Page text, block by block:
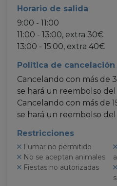
Horario de salida
9:00 - 11:00
11:00 - 13:00, extra 30€
13:00 - 15:00, extra 40€
Política de cancelación
Cancelando con más de
se hará un reembolso del
Cancelando con más de
se hará un reembolso del
Restricciones
Fumar no permitido
No se aceptan animales
Fiestas no autorizadas